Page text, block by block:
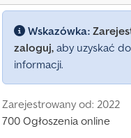
Wskazówka:
zaloguj, aby uzyskać
informacji.
Zarejestrowany od: 2022
700 Ogłoszenia online